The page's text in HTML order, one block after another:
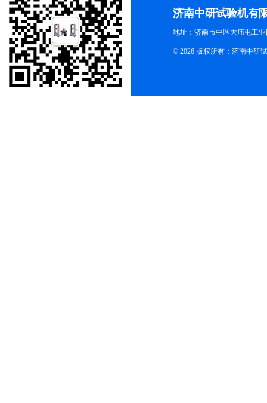
济南中研试验机有
地址：济南市中区大庙屯工
© 2026 版权所有：济南中研